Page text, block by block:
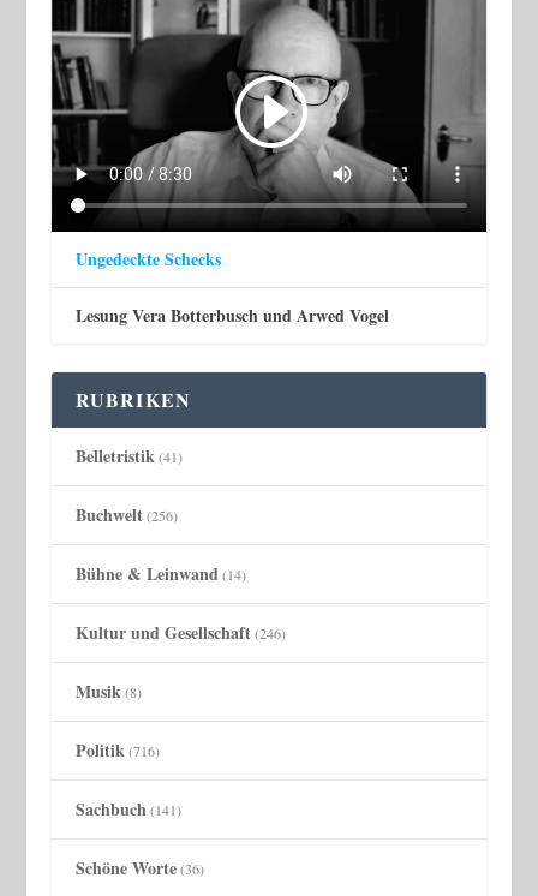
Ungedeckte Schecks
Lesung Vera Botterbusch und Arwed Vogel
RUBRIKEN
Belletristik(41)
Buchwelt(256)
Bühne & Leinwand(14)
Kultur und Gesellschaft(246)
Musik(8)
Politik(716)
Sachbuch(141)
Schöne Worte(36)